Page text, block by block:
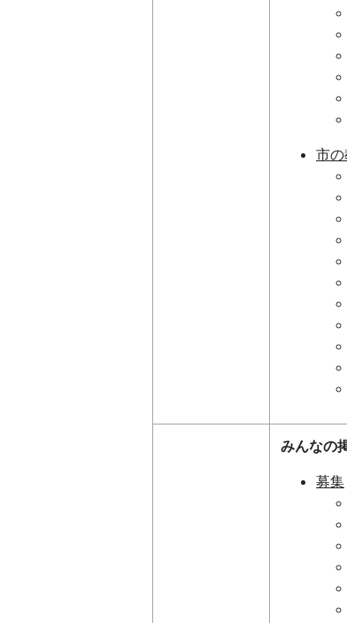
市
みんなの
募集